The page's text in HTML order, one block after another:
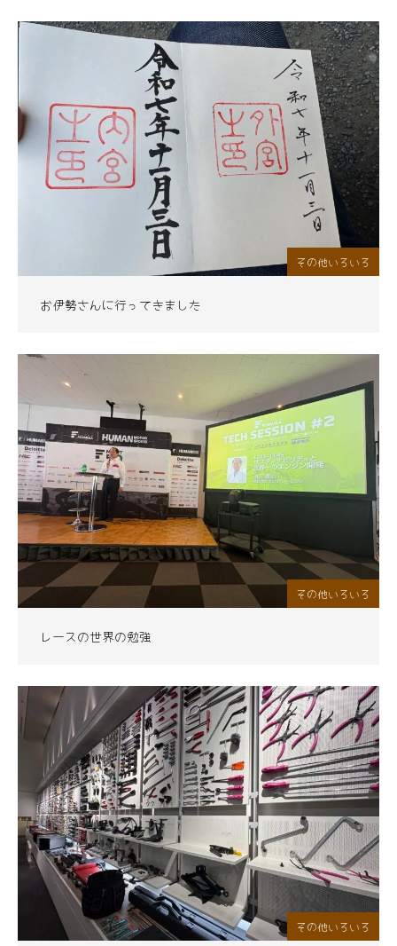
その他いろいろ
お伊勢さんに行ってきました
その他いろいろ
レースの世界の勉強
その他いろいろ